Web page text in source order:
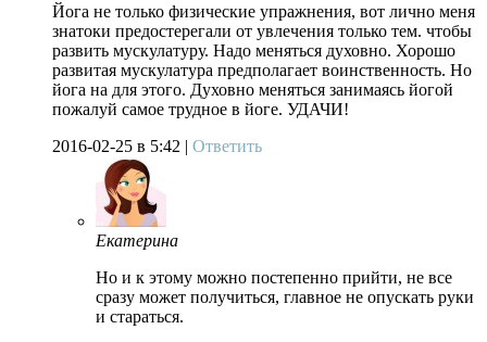
Йога не только физические упражнения, вот лично меня
знатоки предостерегали от увлечения только тем. чтобы
развить мускулатуру. Надо меняться духовно. Хорошо
развитая мускулатура предполагает воинственность. Но
йога на для этого. Духовно меняться занимаясь йогой
пожалуй самое трудное в йоге. УДАЧИ!
2016-02-25 в 5:42 | Ответить
Екатерина
Но и к этому можно постепенно прийти, не все
сразу может получиться, главное не опускать руки
и стараться.